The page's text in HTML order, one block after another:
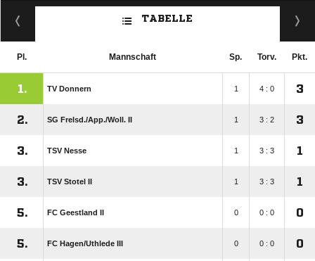
TABELLE
Pl. Mannschaft Sp. Torv. Pkt.
1. TV Donnern 1 4 : 0 3
2. SG Frelsd./​App./​Woll. II 1 3 : 2 3
3. TSV Nesse 1 3 : 3 1
3. TSV Stotel II 1 3 : 3 1
5. FC Geestland II 0 0 : 0 0
5. FC Hagen/​Uthlede III 0 0 : 0 0